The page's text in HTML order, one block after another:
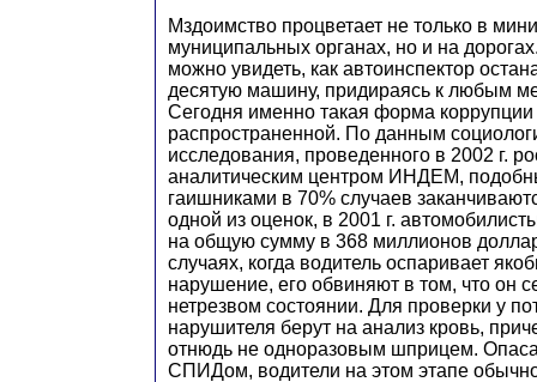
Мздоимство процветает не только в
муниципальных органах, но и на
можно увидеть, как автоинспектор
десятую машину, придираясь к любым
Сегодня именно такая форма коррупции
распространенной. По данным
исследования, проведенного в 2002 г.
аналитическим центром ИНДЕМ,
гаишниками в 70% случаев
одной из оценок, в 2001 г.
на общую сумму в 368 миллионов
случаях, когда водитель оспаривает
нарушение, его обвиняют в том, что он
нетрезвом состоянии. Для проверки у
нарушителя берут на анализ кровь,
отнюдь не одноразовым шприцем.
СПИДом, водители на этом этапе